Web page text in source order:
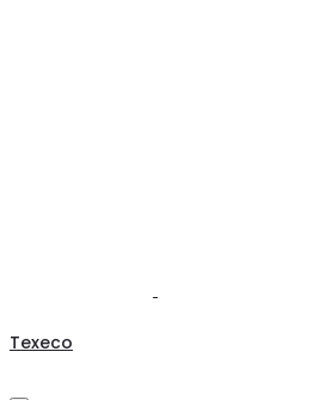
Texeco